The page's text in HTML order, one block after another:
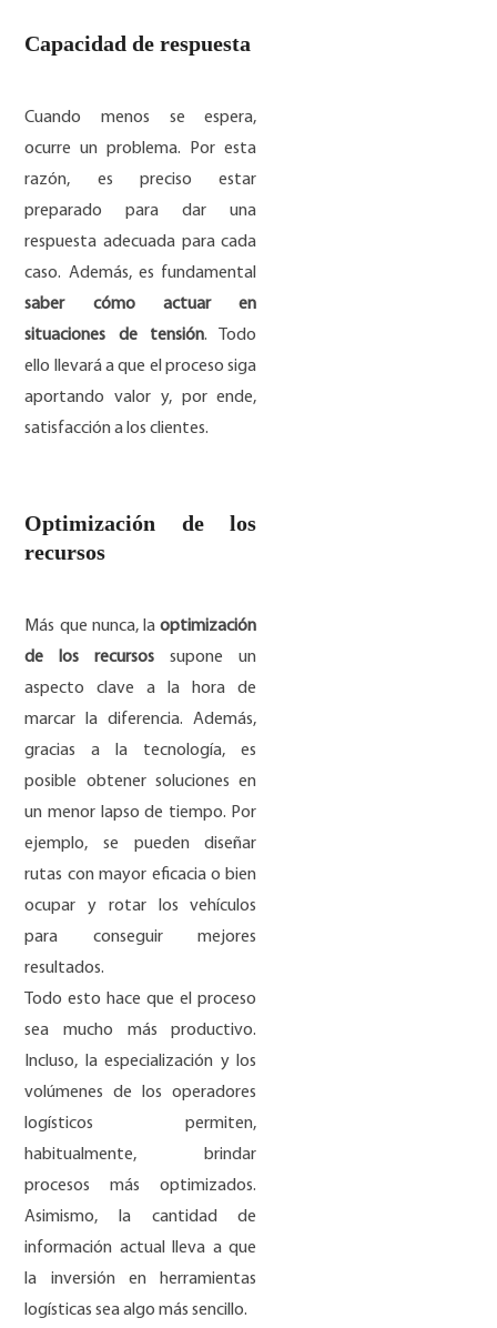
Capacidad de respuesta
Cuando menos se espera,
ocurre un problema. Por esta
razón, es preciso estar
preparado para dar una
respuesta adecuada para cada
caso. Además, es fundamental
saber cómo actuar en
situaciones de tensión. Todo
ello llevará a que el proceso siga
aportando valor y, por ende,
satisfacción a los clientes.
Optimización de los
recursos
Más que nunca, laoptimización
de los recursos supone un
aspecto clave a la hora de
marcar la diferencia. Además,
gracias a la tecnología, es
posible obtener soluciones en
un menor lapso de tiempo. Por
ejemplo, se pueden diseñar
rutas con mayor eficacia o bien
ocupar y rotar los vehículos
para conseguir mejores
resultados.
Todo esto hace que el proceso
sea mucho más productivo.
Incluso, la especialización y los
volúmenes de los operadores
logísticos permiten,
habitualmente, brindar
procesos más optimizados.
Asimismo, la cantidad de
información actual lleva a que
la inversión en herramientas
logísticas sea algo más sencillo.